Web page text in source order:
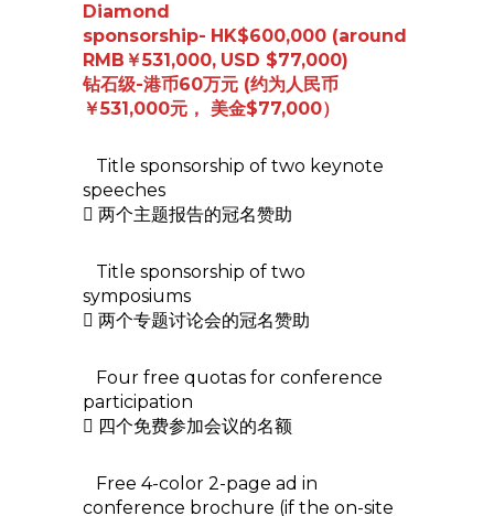
Diamond
sponsorship- HK$600,000 (around
RMB￥531,000, USD $77,000)
钻石级-港币60万元 (约为人民币
￥531,000元， 美金$77,000）
Title sponsorship of two keynote
speeches
 两个主题报告的冠名赞助
Title sponsorship of two
symposiums
 两个专题讨论会的冠名赞助
Four free quotas for conference
participation
 四个免费参加会议的名额
Free 4-color 2-page ad in
conference brochure (if the on-site